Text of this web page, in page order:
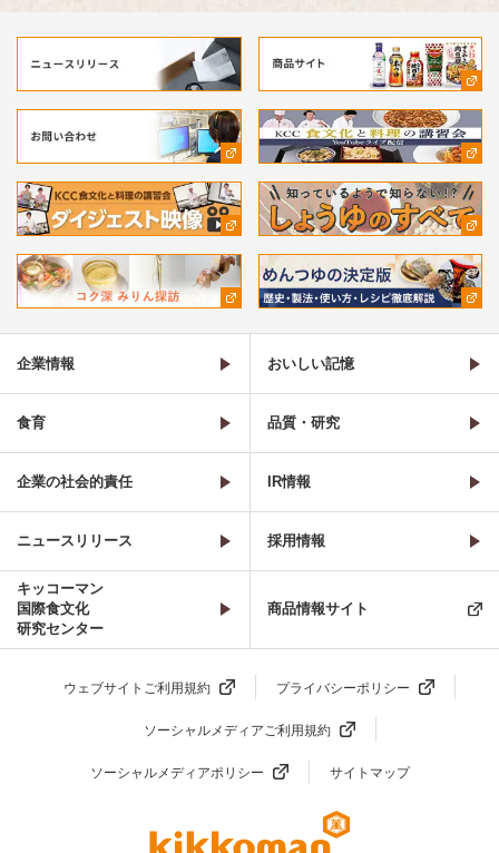
企業情報 おいしい記憶
食育 品質・研究
企業の社会的責任 IR情報
ニュースリリース 採用情報
キッコーマン
国際食文化
研究センター
商品情報サイト
ウェブサイトご利用規約 プライバシーポリシー
ソーシャルメディアご利用規約
ソーシャルメディアポリシー サイトマップ